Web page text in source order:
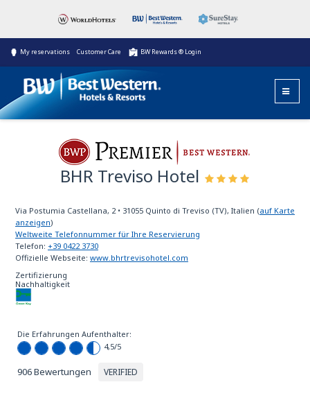
My reservations Customer Care BW Rewards ® Login
Best Western Premier
BHR Treviso Hotel
Via Postumia Castellana, 2• 31055 Quinto di Treviso (TV), Italien (auf Karte
anzeigen)
Weltweite Telefonnummer für Ihre Reservierung
Telefon: +39 0422 3730
Offizielle Webseite: www.bhrtrevisohotel.com
Zertifizierung
Nachhaltigkeit
Die Erfahrungen Aufenthalter:
4,5/5
906 Bewertungen VERIFIED